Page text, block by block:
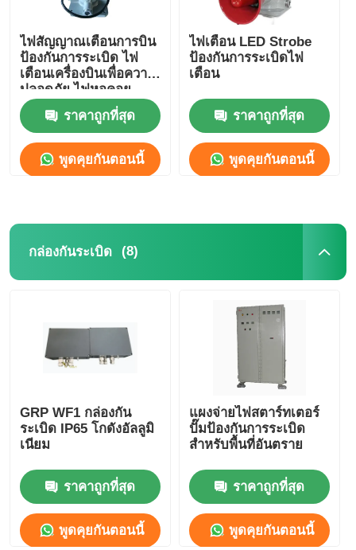
ไฟสัญญาณเตือนการบิน
ป้องกันการระเบิด ไฟ
เตือนเครื่องบินเพื่อความ
ปลอดภัย ไฟหอคอย
ป้องกันการระเบิดด้วย
พลังงานแสงอาทิตย์
ราคาถูกที่สุด
พูดคุยกันตอนนี้
ไฟเตือน LED Strobe
ป้องกันการระเบิดไฟ
เตือน
ราคาถูกที่สุด
พูดคุยกันตอนนี้
กล่องกันระเบิด (8)
GRP WF1 กล่องกัน
ระเบิด IP65 โกดังอัลลูมิ
เนียม
ราคาถูกที่สุด
พูดคุยกันตอนนี้
แผงจ่ายไฟสตาร์ทเตอร์
ปั๊มป้องกันการระเบิด
สำหรับพื้นที่อันตราย
ราคาถูกที่สุด
พูดคุยกันตอนนี้